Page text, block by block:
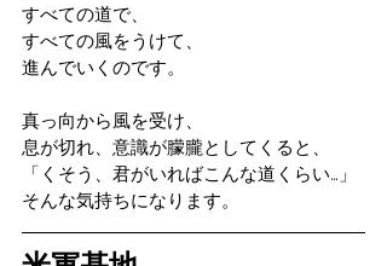
すべての道で、
すべての風をうけて、
進んでいくのです。
真っ向から風を受け、
息が切れ、意識が朦朧としてくると、
「くそう、君がいればこんな道くらい…」
そんな気持ちになります。